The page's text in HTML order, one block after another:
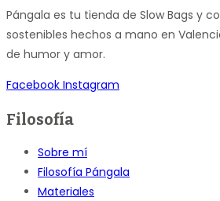
Pángala es tu tienda de Slow Bags y
sostenibles hechos a mano en
de humor y amor.
Facebook Instagram
Filosofía
Sobre mí
Filosofía Pángala
Materiales